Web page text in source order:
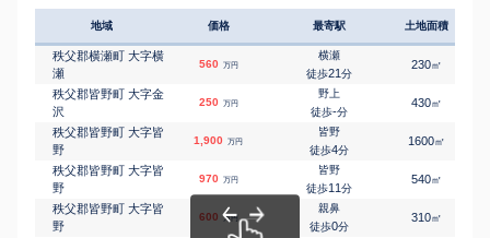
地域 価格 最寄駅 土地面積
秩父郡横瀬町 大字横
瀬
560 万円
横瀬
徒歩21分
230㎡
秩父郡皆野町 大字金
沢
250 万円
野上
徒歩-分
430㎡
秩父郡皆野町 大字皆
野
1,900 万円
皆野
徒歩4分
1600㎡
秩父郡皆野町 大字皆
野
970 万円
皆野
徒歩11分
540㎡
秩父郡皆野町 大字皆
野
600 万円
親鼻
徒歩0分
310㎡